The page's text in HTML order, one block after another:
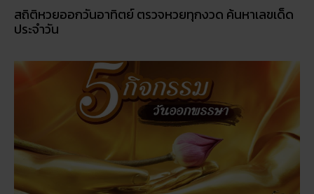
โปรโมชั่นรายเดือน: อะไรคุ้มค่าในปี 2026